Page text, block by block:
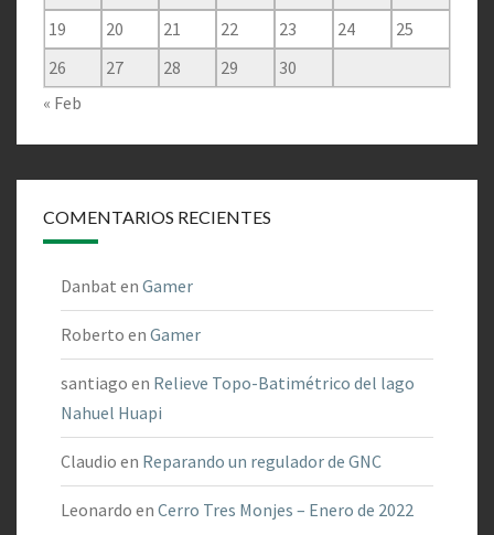
19
20 21 22 23 24
25
26
27 28 29
30
« Feb
COMENTARIOS RECIENTES
Danbat en Gamer
Roberto en Gamer
santiago en Relieve Topo-Batimétrico del lago
Nahuel Huapi
Claudio en Reparando un regulador de GNC
Leonardo en Cerro Tres Monjes – Enero de 2022